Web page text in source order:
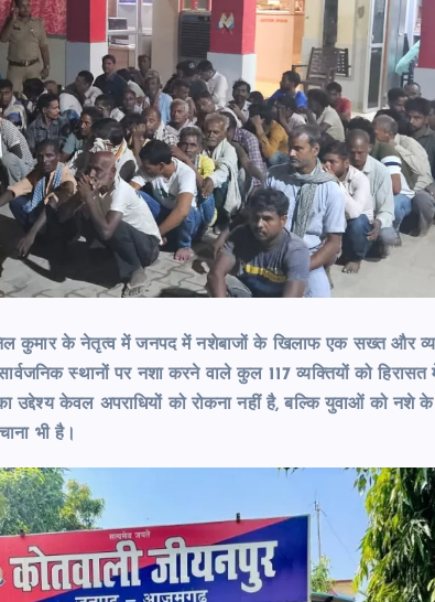
कुमार के नेतृत्व में जनपद में नशेबाजों के खिलाफ एक सख्त और
स्थानों पर नशा करने वाले कुल 117 व्यक्तियों को हिरासत में
उद्देश्य केवल अपराधियों को रोकना नहीं है, बल्कि युवाओं को नशे
भी है।
आजमगढ़
फंसाकर महिला
मुकदमा दर्ज